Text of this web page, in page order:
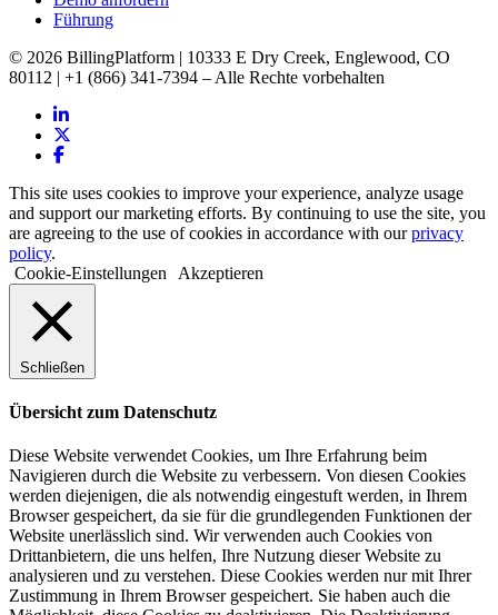
Führung
© 2026 BillingPlatform | 10333 E Dry Creek, Englewood, CO
80112 | +1 (866) 341-7394 – Alle Rechte vorbehalten
This site uses cookies to improve your experience, analyze usage
and support our marketing efforts. By continuing to use the site, you
are agreeing to the use of cookies in accordance with ourprivacy
policy.
Cookie-Einstellungen
Akzeptieren
Schließen
Übersicht zum Datenschutz
Diese Website verwendet Cookies, um Ihre Erfahrung beim
Navigieren durch die Website zu verbessern. Von diesen Cookies
werden diejenigen, die als notwendig eingestuft werden, in Ihrem
Browser gespeichert, da sie für die grundlegenden Funktionen der
Website unerlässlich sind. Wir verwenden auch Cookies von
Drittanbietern, die uns helfen, Ihre Nutzung dieser Website zu
analysieren und zu verstehen. Diese Cookies werden nur mit Ihrer
Zustimmung in Ihrem Browser gespeichert. Sie haben auch die